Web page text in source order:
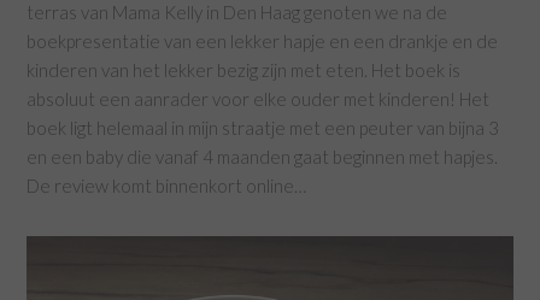
terras van Mama Kelly in Den Haag genoten we na de
boekpresentatie van een lekker hapje en een drankje en de
kinderen van het lekker bezig zijn met eten. Het boek is
absoluut een aanrader voor elke ouder met kinderen! Het
boek ligt helemaal in mijn straatje met een peuter van bijna 3
en een baby die vanaf 4 maanden gaat beginnen met hapjes.
De review komt binnenkort online…